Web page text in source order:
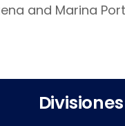
and Marina
Divisiones